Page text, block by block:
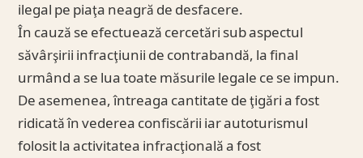
ilegal pe piaţa neagră de desfacere.
În cauză se efectuează cercetări sub aspectul
săvârşirii infracţiunii de contrabandă, la final
urmând a se lua toate măsurile legale ce se impun.
De asemenea, întreaga cantitate de ţigări a fost
ridicată în vederea confiscării iar autoturismul
folosit la activitatea infracţională a fost